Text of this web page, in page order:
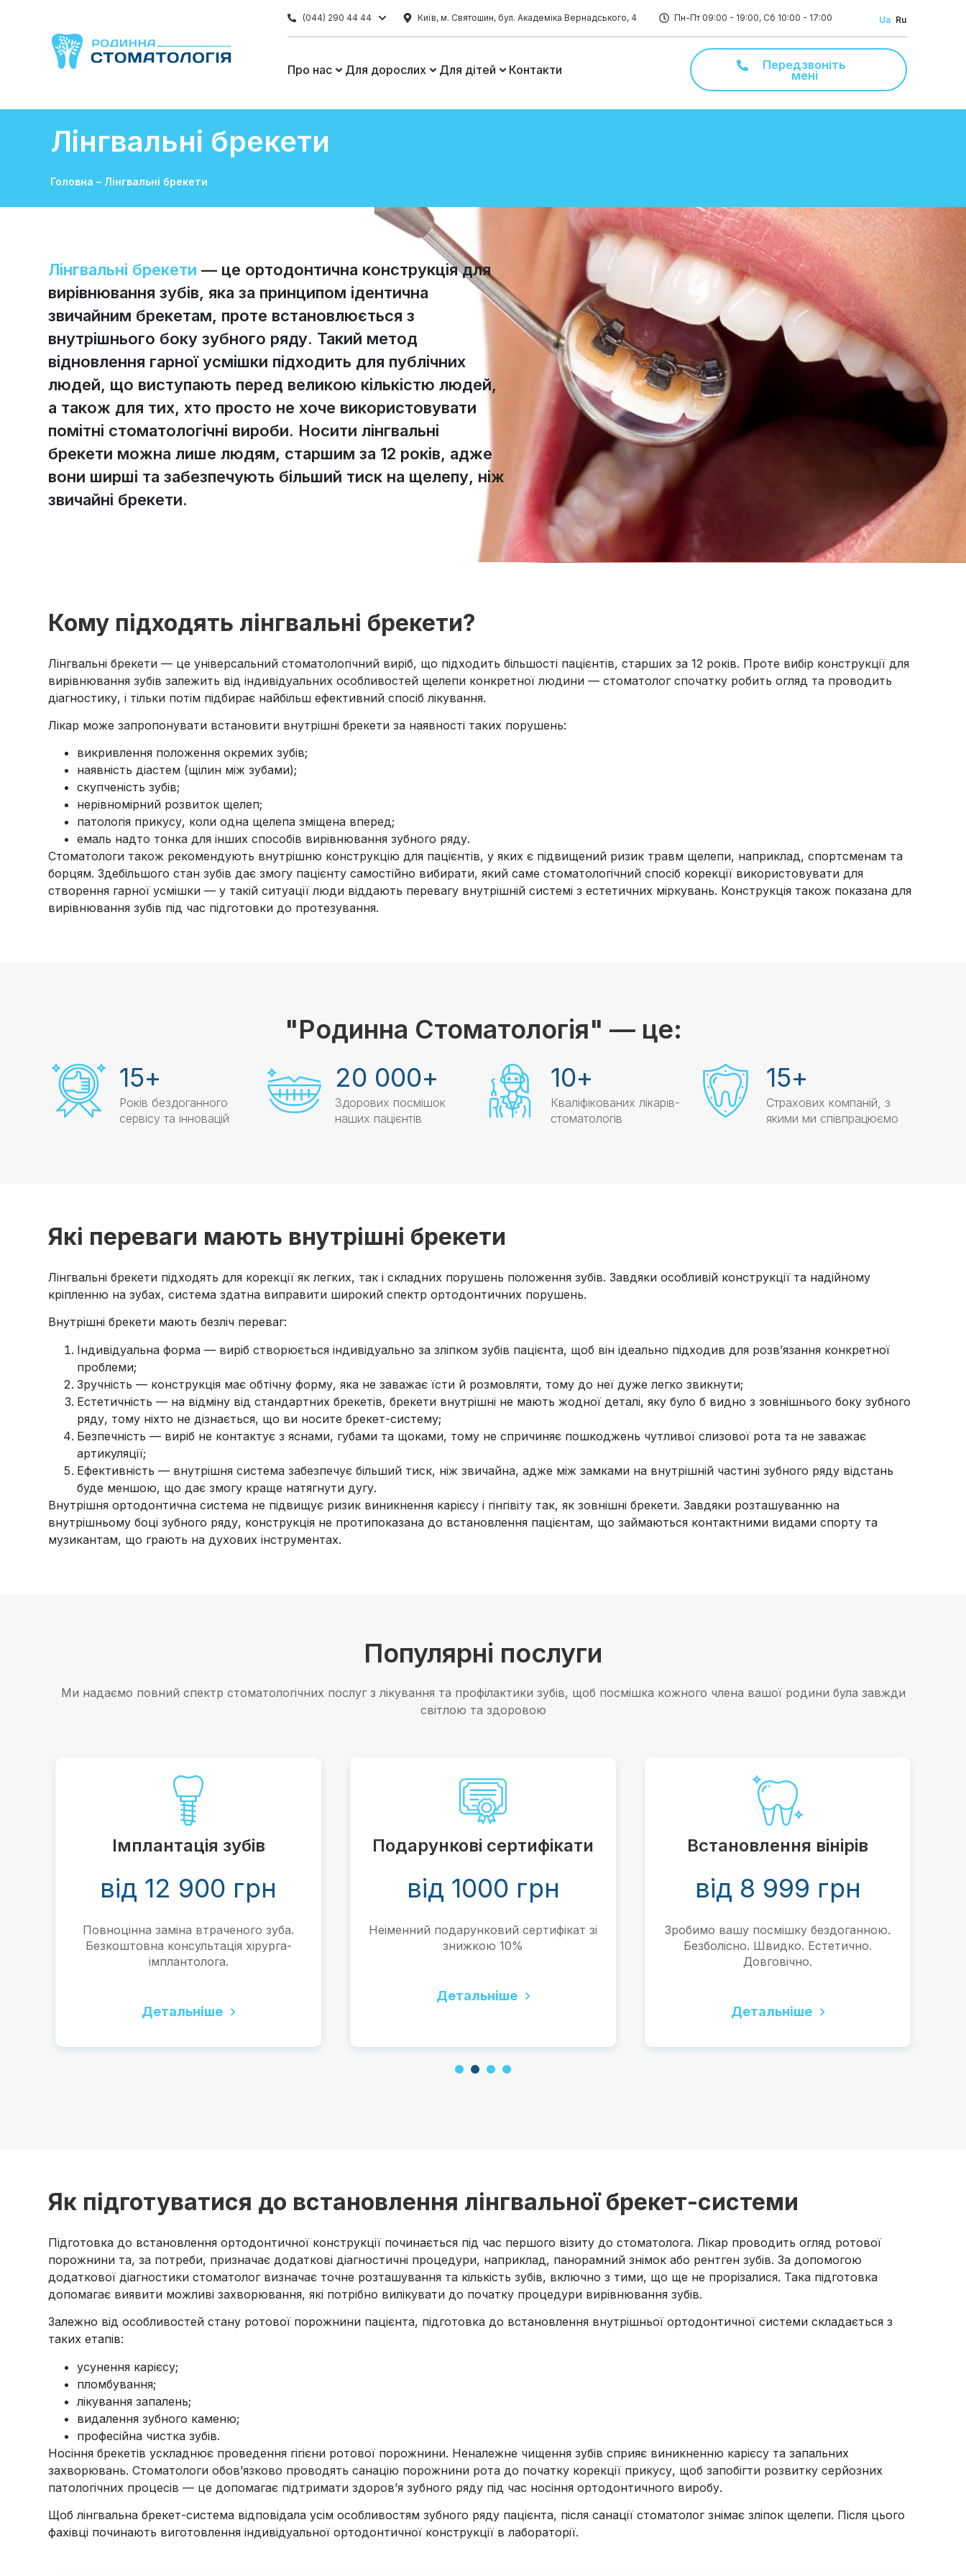
(044) 290 44 44 Київ, м. Святошин, бул. Академіка Вернадського, 4 Пн-Пт 09:00 - 19:00, Сб 10:00 - 17:00 Ua Ru
Про нас Для дорослих Для дітей Контакти Передзвоніть
мені
Лінгвальні брекети
Головна – Лінгвальні брекети
Лінгвальні брекети — це ортодонтична конструкція для
вирівнювання зубів, яка за принципом ідентична
звичайним брекетам, проте встановлюється з
внутрішнього боку зубного ряду. Такий метод
відновлення гарної усмішки підходить для публічних
людей, що виступають перед великою кількістю людей,
а також для тих, хто просто не хоче використовувати
помітні стоматологічні вироби. Носити лінгвальні
брекети можна лише людям, старшим за 12 років, адже
вони ширші та забезпечують більший тиск на щелепу, ніж
звичайні брекети.
Кому підходять лінгвальні брекети?
Лінгвальні брекети — це універсальний стоматологічний виріб, що підходить більшості пацієнтів, старших за 12 років. Проте вибір конструкції для
вирівнювання зубів залежить від індивідуальних особливостей щелепи конкретної людини — стоматолог спочатку робить огляд та проводить
діагностику, і тільки потім підбирає найбільш ефективний спосіб лікування.
Лікар може запропонувати встановити внутрішні брекети за наявності таких порушень:
викривлення положення окремих зубів;
наявність діастем (щілин між зубами);
скупченість зубів;
нерівномірний розвиток щелеп;
патологія прикусу, коли одна щелепа зміщена вперед;
емаль надто тонка для інших способів вирівнювання зубного ряду.
Стоматологи також рекомендують внутрішню конструкцію для пацієнтів, у яких є підвищений ризик травм щелепи, наприклад, спортсменам та
борцям. Здебільшого стан зубів дає змогу пацієнту самостійно вибирати, який саме стоматологічний спосіб корекції використовувати для
створення гарної усмішки — у такій ситуації люди віддають перевагу внутрішній системі з естетичних міркувань. Конструкція також показана для
вирівнювання зубів під час підготовки до протезування.
"Родинна Стоматологія" — це:
Років бездоганного
сервісу та інновацій
15+
Здорових посмішок
наших пацієнтів
20 000+
Кваліфікованих лікарів-
стоматологів
10+
Страхових компаній, з
якими ми співпрацюємо
15+
Які переваги мають внутрішні брекети
Лінгвальні брекети підходять для корекції як легких, так і складних порушень положення зубів. Завдяки особливій конструкції та надійному
кріпленню на зубах, система здатна виправити широкий спектр ортодонтичних порушень.
Внутрішні брекети мають безліч переваг:
Індивідуальна форма — виріб створюється індивідуально за зліпком зубів пацієнта, щоб він ідеально підходив для розв’язання конкретної
проблеми;
Зручність — конструкція має обтічну форму, яка не заважає їсти й розмовляти, тому до неї дуже легко звикнути;
Естетичність — на відміну від стандартних брекетів, брекети внутрішні не мають жодної деталі, яку було б видно з зовнішнього боку зубного
ряду, тому ніхто не дізнається, що ви носите брекет-систему;
Безпечність — виріб не контактує з яснами, губами та щоками, тому не спричиняє пошкоджень чутливої слизової рота та не заважає
артикуляції;
Ефективність — внутрішня система забезпечує більший тиск, ніж звичайна, адже між замками на внутрішній частині зубного ряду відстань
буде меншою, що дає змогу краще натягнути дугу.
Внутрішня ортодонтична система не підвищує ризик виникнення карієсу і гінгівіту так, як зовнішні брекети. Завдяки розташуванню на
внутрішньому боці зубного ряду, конструкція не протипоказана до встановлення пацієнтам, що займаються контактними видами спорту та
музикантам, що грають на духових інструментах.
Популярні послуги
Ми надаємо повний спектр стоматологічних послуг з лікування та профілактики зубів, щоб посмішка кожного члена вашої родини була завжди
світлою та здоровою
Імплантація зубів
від 12 900 грн
Повноцінна заміна втраченого зуба.
Безкоштовна консультація хірурга-
імплантолога.
Детальніше
Подарункові сертифікати
від 1000 грн
Неіменний подарунковий сертифікат зі
знижкою 10%
Детальніше
Встановлення вінірів
від 8 999 грн
Зробимо вашу посмішку бездоганною.
Безболісно. Швидко. Естетично.
Довговічно.
Детальніше
Як підготуватися до встановлення лінгвальної брекет-системи
Підготовка до встановлення ортодонтичної конструкції починається під час першого візиту до стоматолога. Лікар проводить огляд ротової
порожнини та, за потреби, призначає додаткові діагностичні процедури, наприклад, панорамний знімок або рентген зубів. За допомогою
додаткової діагностики стоматолог визначає точне розташування та кількість зубів, включно з тими, що ще не прорізалися. Така підготовка
допомагає виявити можливі захворювання, які потрібно вилікувати до початку процедури вирівнювання зубів.
Залежно від особливостей стану ротової порожнини пацієнта, підготовка до встановлення внутрішньої ортодонтичної системи складається з
таких етапів:
усунення карієсу;
пломбування;
лікування запалень;
видалення зубного каменю;
професійна чистка зубів.
Носіння брекетів ускладнює проведення гігієни ротової порожнини. Неналежне чищення зубів сприяє виникненню карієсу та запальних
захворювань. Стоматологи обов’язково проводять санацію порожнини рота до початку корекції прикусу, щоб запобігти розвитку серйозних
патологічних процесів — це допомагає підтримати здоров’я зубного ряду під час носіння ортодонтичного виробу.
Щоб лінгвальна брекет-система відповідала усім особливостям зубного ряду пацієнта, після санації стоматолог знімає зліпок щелепи. Після цього
фахівці починають виготовлення індивідуальної ортодонтичної конструкції в лабораторії.